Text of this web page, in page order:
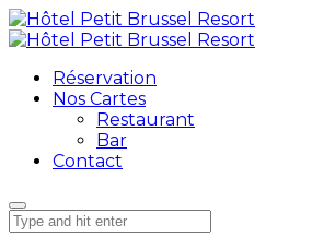
Réservation
Nos Cartes
Restaurant
Bar
Contact